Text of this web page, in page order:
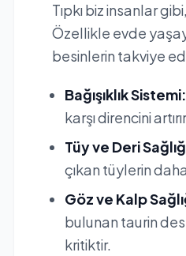
Tıpkı biz insanlar
Özellikle evde
besinlerin takviye
Bağışıklık Sistemi:
karşı direncini
Tüy ve Deri
çıkan tüylerin
Göz ve Kalp
bulunan taurin
kritiktir.